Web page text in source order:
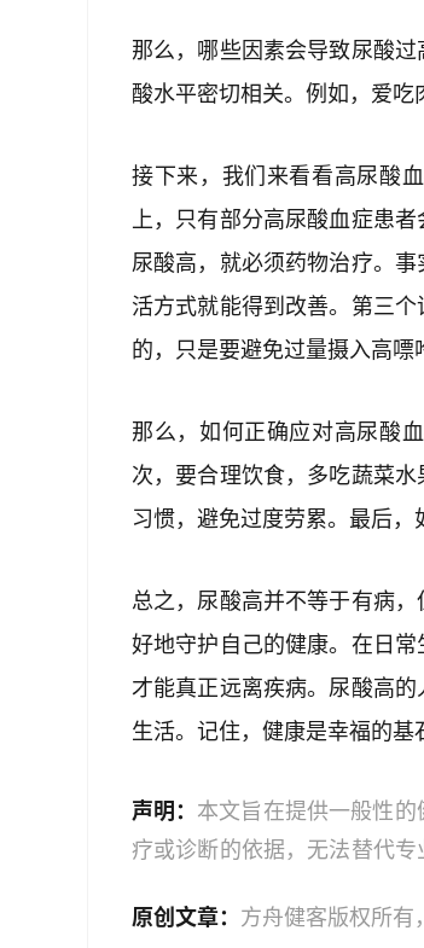
那么，哪些因素会导致尿酸
酸水平密切相关。例如，爱吃
接下来，我们来看看高尿酸
上，只有部分高尿酸血症患
尿酸高，就必须药物治疗。
活方式就能得到改善。第三
的，只是要避免过量摄入高嘌
那么，如何正确应对高尿酸
次，要合理饮食，多吃蔬菜
习惯，避免过度劳累。最后，
总之，尿酸高并不等于有病
好地守护自己的健康。在日常
才能真正远离疾病。尿酸高
生活。记住，健康是幸福的基
声明： 本文旨在提供一般性
疗或诊断的依据，无法替代
策时，应咨询合格的医疗专业
原创文章： 方舟健客版权所有